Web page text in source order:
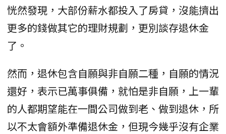
恍然發現，大部份薪水都投入了房貸，沒能擠出
更多的錢做其它的理財規劃，更別談存退休金
了。
然而，退休包含自願與非自願二種，自願的情況
還好，表示已萬事俱備，就怕是非自願，上一輩
的人都期望能在一間公司做到老、做到退休，所
以不太會額外準備退休金，但現今幾乎沒有企業